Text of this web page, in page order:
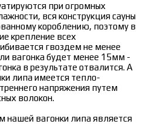
при огромных
вся конструкция сауны
короблению, поэтому в
крепление всех
гвоздем не менее
вагонка будет менее 15мм -
в результате отвалится. А
липа имеется тепло-
напряжения путем
волокон.
вагонки липа является